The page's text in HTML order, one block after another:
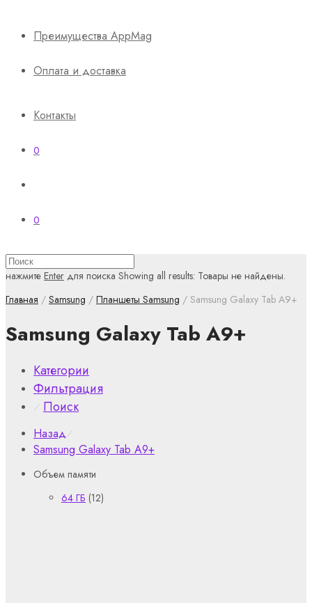
Преимущества AppMag
Оплата и доставка
Контакты
0
0
нажмите Enter для поиска Showing all results: Товары не найдены.
Главная / Samsung / Планшеты Samsung / Samsung Galaxy Tab A9+
Samsung Galaxy Tab A9+
Категории
Фильтрация
⁄ Поиск
Назад⁄
Samsung Galaxy Tab A9+
Объем памяти
64 ГБ (12)